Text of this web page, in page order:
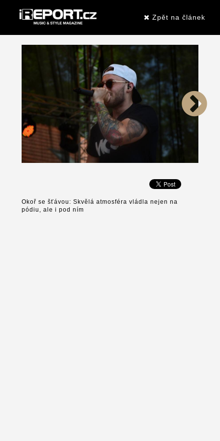
Zpět na článek
Okoř se šťávou: Skvělá atmosféra vládla nejen na
pódiu, ale i pod ním